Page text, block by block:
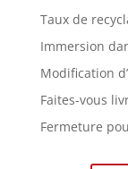
Taux de
Immersion
Modification
Faites-vous
Fermeture